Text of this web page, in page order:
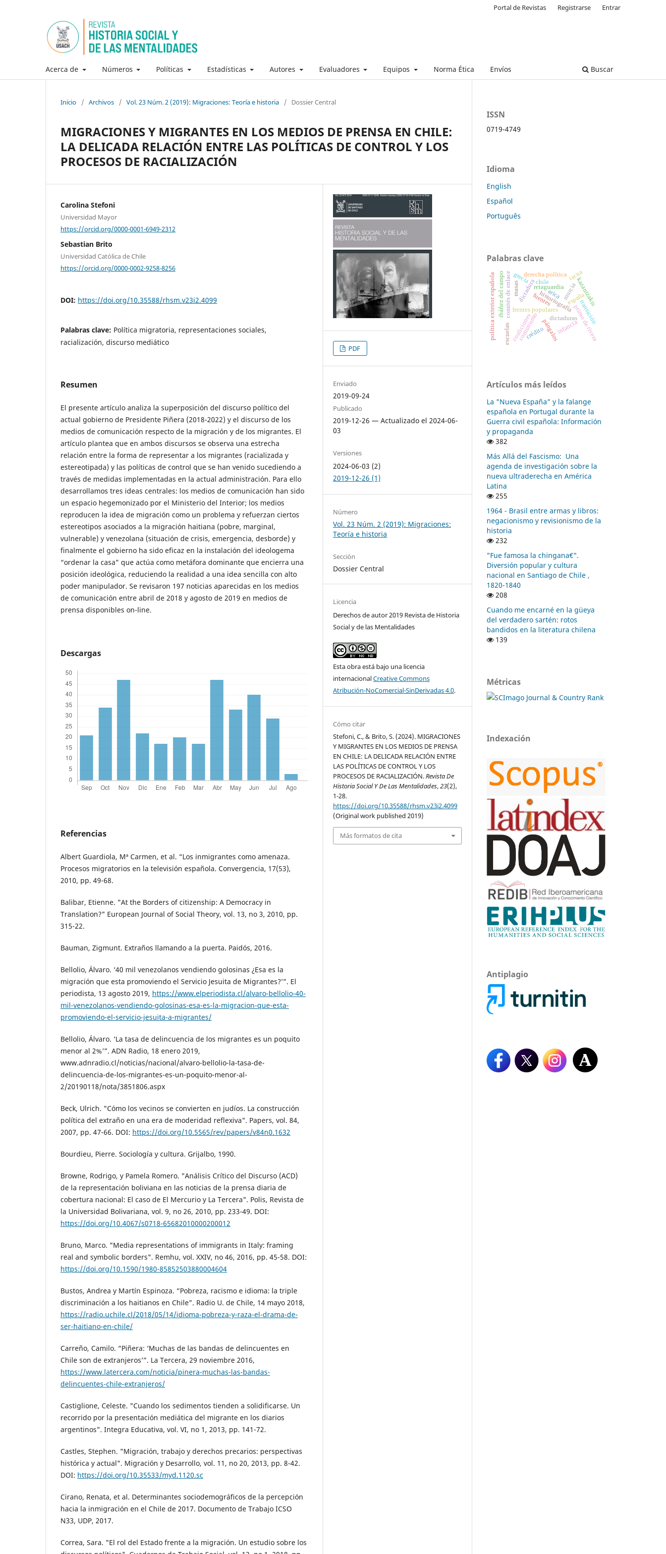
Acerca de Números Políticas Estadísticas Autores Evaluadores Equipos Norma Ética Envíos Buscar
Portal de Revistas Registrarse Entrar
Inicio / Archivos / Vol. 23 Núm. 2 (2019): Migraciones: Teoría e historia / Dossier Central
MIGRACIONES Y MIGRANTES EN LOS MEDIOS DE PRENSA EN CHILE:
LA DELICADA RELACIÓN ENTRE LAS POLÍTICAS DE CONTROL Y LOS
PROCESOS DE RACIALIZACIÓN
Carolina Stefoni
Universidad Mayor
https://orcid.org/0000-0001-6949-2312
Sebastian Brito
Universidad Católica de Chile
https://orcid.org/0000-0002-9258-8256
DOI: https://doi.org/10.35588/rhsm.v23i2.4099
Palabras clave: Política migratoria, representaciones sociales,
racialización, discurso mediático
Resumen
El presente artículo analiza la superposición del discurso político del
actual gobierno de Presidente Piñera (2018-2022) y el discurso de los
medios de comunicación respecto de la migración y de los migrantes. El
artículo plantea que en ambos discursos se observa una estrecha
relación entre la forma de representar a los migrantes (racializada y
estereotipada) y las políticas de control que se han venido sucediendo a
través de medidas implementadas en la actual administración. Para ello
desarrollamos tres ideas centrales: los medios de comunicación han sido
un espacio hegemonizado por el Ministerio del Interior; los medios
reproducen la idea de migración como un problema y refuerzan ciertos
estereotipos asociados a la migración haitiana (pobre, marginal,
vulnerable) y venezolana (situación de crisis, emergencia, desborde) y
finalmente el gobierno ha sido eficaz en la instalación del ideologema
“ordenar la casa” que actúa como metáfora dominante que encierra una
posición ideológica, reduciendo la realidad a una idea sencilla con alto
poder manipulador. Se revisaron 197 noticias aparecidas en los medios
de comunicación entre abril de 2018 y agosto de 2019 en medios de
prensa disponibles on-line.
Descargas
Referencias
Albert Guardiola, Mª Carmen, et al. “Los inmigrantes como amenaza.
Procesos migratorios en la televisión española. Convergencia, 17(53),
2010, pp. 49-68.
Balibar, Etienne. "At the Borders of citizenship: A Democracy in
Translation?" European Journal of Social Theory, vol. 13, no 3, 2010, pp.
315-22.
Bauman, Zigmunt. Extraños llamando a la puerta. Paidós, 2016.
Bellolio, Álvaro. ‘40 mil venezolanos vendiendo golosinas ¿Esa es la
migración que esta promoviendo el Servicio Jesuita de Migrantes?’”. El
periodista, 13 agosto 2019, https://www.elperiodista.cl/alvaro-bellolio-40-
mil-venezolanos-vendiendo-golosinas-esa-es-la-migracion-que-esta-
promoviendo-el-servicio-jesuita-a-migrantes/
Bellolio, Álvaro. ‘La tasa de delincuencia de los migrantes es un poquito
menor al 2%’”. ADN Radio, 18 enero 2019,
www.adnradio.cl/noticias/nacional/alvaro-bellolio-la-tasa-de-
delincuencia-de-los-migrantes-es-un-poquito-menor-al-
2/20190118/nota/3851806.aspx
Beck, Ulrich. "Cómo los vecinos se convierten en judíos. La construcción
política del extraño en una era de moderidad reflexiva". Papers, vol. 84,
2007, pp. 47-66. DOI: https://doi.org/10.5565/rev/papers/v84n0.1632
Bourdieu, Pierre. Sociología y cultura. Grijalbo, 1990.
Browne, Rodrigo, y Pamela Romero. "Análisis Crítico del Discurso (ACD)
de la representación boliviana en las noticias de la prensa diaria de
cobertura nacional: El caso de El Mercurio y La Tercera". Polis, Revista de
la Universidad Bolivariana, vol. 9, no 26, 2010, pp. 233-49. DOI:
https://doi.org/10.4067/s0718-65682010000200012
Bruno, Marco. "Media representations of immigrants in Italy: framing
real and symbolic borders". Remhu, vol. XXIV, no 46, 2016, pp. 45-58. DOI:
https://doi.org/10.1590/1980-85852503880004604
Bustos, Andrea y Martín Espinoza. “Pobreza, racismo e idioma: la triple
discriminación a los haitianos en Chile”. Radio U. de Chile, 14 mayo 2018,
https://radio.uchile.cl/2018/05/14/idioma-pobreza-y-raza-el-drama-de-
ser-haitiano-en-chile/
Carreño, Camilo. “Piñera: ‘Muchas de las bandas de delincuentes en
Chile son de extranjeros’”. La Tercera, 29 noviembre 2016,
https://www.latercera.com/noticia/pinera-muchas-las-bandas-
delincuentes-chile-extranjeros/
Castiglione, Celeste. "Cuando los sedimentos tienden a solidificarse. Un
recorrido por la presentación mediática del migrante en los diarios
argentinos". Integra Educativa, vol. VI, no 1, 2013, pp. 141-72.
Castles, Stephen. "Migración, trabajo y derechos precarios: perspectivas
histórica y actual". Migración y Desarrollo, vol. 11, no 20, 2013, pp. 8-42.
DOI: https://doi.org/10.35533/myd.1120.sc
Cirano, Renata, et al. Determinantes sociodemográficos de la percepción
hacia la inmigración en el Chile de 2017. Documento de Trabajo ICSO
N33, UDP, 2017.
Correa, Sara. "El rol del Estado frente a la migración. Un estudio sobre los
PDF
Enviado
2019-09-24
Publicado
2019-12-26 — Actualizado el 2024-06-
03
Versiones
2024-06-03 (2)
2019-12-26 (1)
Número
Vol. 23 Núm. 2 (2019): Migraciones:
Teoría e historia
Sección
Dossier Central
Licencia
Derechos de autor 2019 Revista de Historia
Social y de las Mentalidades
Esta obra está bajo una licencia
internacionalCreative Commons
Atribución-NoComercial-SinDerivadas 4.0.
Cómo citar
Stefoni, C., & Brito, S. (2024). MIGRACIONES
Y MIGRANTES EN LOS MEDIOS DE PRENSA
EN CHILE: LA DELICADA RELACIÓN ENTRE
LAS POLÍTICAS DE CONTROL Y LOS
PROCESOS DE RACIALIZACIÓN.Revista De
Historia Social Y De Las Mentalidades,23(2),
1-28.
https://doi.org/10.35588/rhsm.v23i2.4099
(Original work published 2019)
Más formatos de cita
ISSN
0719-4749
Idioma
English
Español
Português
Palabras clave
frentes populares
comités de enlace murcia
retaguardia
historiografía
fuentes
dictadura españa
primo de rivera
chile
ibáñez del campo
dictaduras
pángalos
grecia kazantzakis
comunismo
coaliciones
masas
derecha política
política exterior española transición
crédito
escuelas infancia
arica
tacna
Artículos más leídos
La "Nueva España” y la falange
española en Portugal durante la
Guerra civil española: Información
y propaganda
382
Más Allá del Fascismo: Una
agenda de investigación sobre la
nueva ultraderecha en América
Latina
255
1964 - Brasil entre armas y libros:
negacionismo y revisionismo de la
historia
232
"Fue famosa la chingana€".
Diversión popular y cultura
nacional en Santiago de Chile ,
1820-1840
208
Cuando me encarné en la güeya
del verdadero sartén: rotos
bandidos en la literatura chilena
139
Métricas
Indexación
Antiplagio